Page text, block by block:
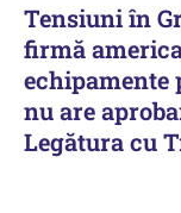
Tensiuni în
firmă
echipamente
nu are
Legătura cu